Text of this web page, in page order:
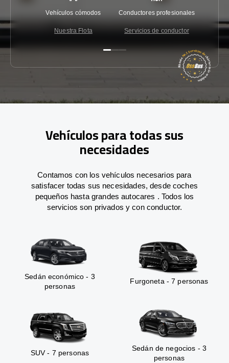
Vehículos cómodos
Nuestra Flota
Conductores profesionales
Servicios de conductor
Vehículos para todas sus
necesidades
Contamos con los vehículos necesarios para
satisfacer todas sus necesidades, desde coches
pequeños hasta grandes autocares . Todos los
servicios son privados y con conductor.
Sedán económico - 3
personas
Furgoneta - 7 personas
SUV - 7 personas
Sedán de negocios - 3
personas